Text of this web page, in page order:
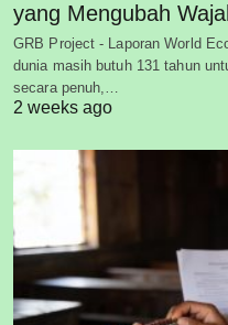
yang Mengubah
GRB Project - Laporan World
dunia masih butuh 131 tahun
secara penuh,…
2 weeks ago